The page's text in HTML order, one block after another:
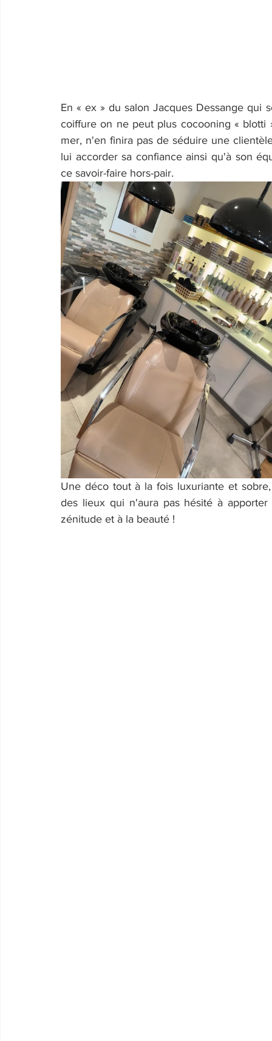
En « ex » du salon Jacques Dessange
coiffure on ne peut plus cocooning « blotti
mer, n'en finira pas de séduire une
lui accorder sa confiance ainsi qu'à son
ce savoir-faire hors-pair.
Une déco tout à la fois luxuriante et
des lieux qui n'aura pas hésité à
zénitude et à la beauté !